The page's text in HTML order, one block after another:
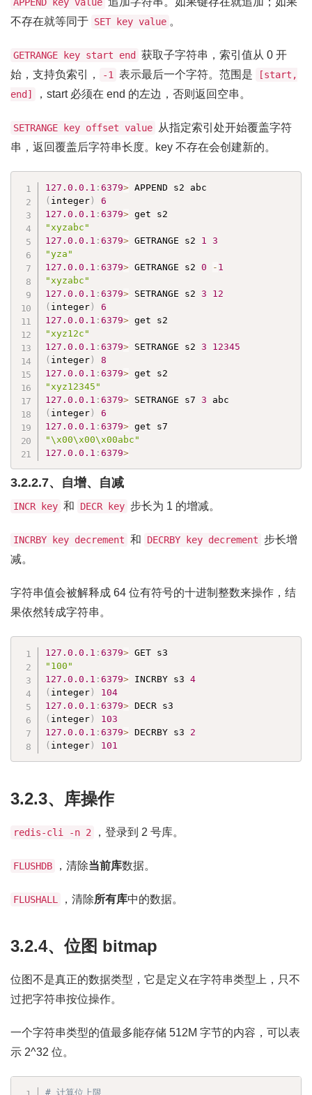
不存在就等同于 SET key value 。
GETRANGE key start end
获取子字符串，索引值从 0 开
始，支持负索引，
-1 表示最后一个字符。范围是
[start,
end]
，start 必须在 end 的左边，否则返回空串。
SETRANGE key offset value
从指定索引处开始覆盖字符
串，返回覆盖后字符串长度。key 不存在会创建新的。
127.0 .0 .1 :6379>
( integer )
6
127.0 .0 .1 :6379>
"xyzabc"
127.0 .0 .1 :6379> GETRANGE s2 1
3
"yza"
127.0 .0 .1 :6379> GETRANGE s2 0 - 1
"xyzabc"
127.0 .0 .1 :6379> SETRANGE s2 3
12
( integer )
6
127.0 .0 .1 :6379>
"xyz12c"
127.0 .0 .1 :6379> SETRANGE s2 3
12345
( integer )
8
127.0 .0 .1 :6379>
"xyz12345"
127.0 .0 .1 :6379> SETRANGE s7 3
( integer )
6
127.0 .0 .1 :6379>
"\x00\x00\x00abc"
127.0 .0 .1 :6379>
3.2.2.7、自增、自减
INCR key 和 DECR key 步长为 1 的增减。
INCRBY key decrement 和 DECRBY key decrement
步长增
减。
字符串值会被解释成 64 位有符号的十进制整数来操作，结
果依然转成字符串。
127.0 .0 .1 :6379>
"100"
127.0 .0 .1 :6379> INCRBY s3 4
( integer )
104
127.0 .0 .1 :6379>
( integer )
103
127.0 .0 .1 :6379> DECRBY s3 2
( integer ) 101
3.2.3、库操作
redis-cli -n 2 ，登录到 2 号库。
FLUSHDB ，清除当前库数据。
FLUSHALL ，清除所有库中的数据。
3.2.4、位图 bitmap
位图不是真正的数据类型，它是定义在字符串类型上，只不
过把字符串按位操作。
一个字符串类型的值最多能存储 512M 字节的内容，可以表
示 2^32 位。
# 计算位上限